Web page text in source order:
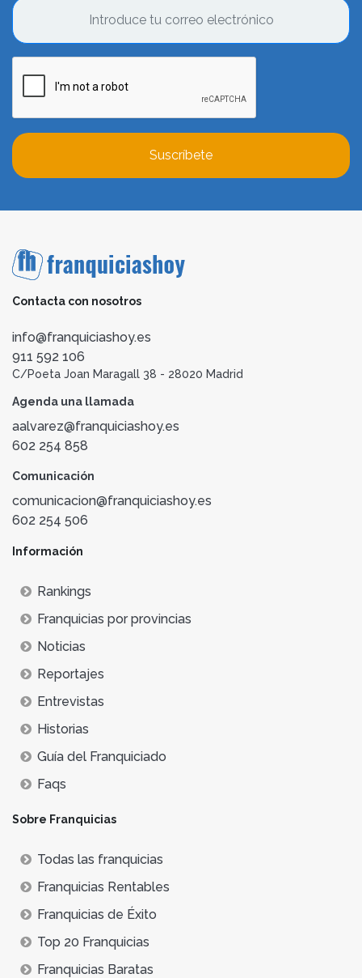
Suscríbete
Contacta con nosotros
info@franquiciashoy.es
911 592 106
C/Poeta Joan Maragall 38 - 28020 Madrid
Agenda una llamada
aalvarez@franquiciashoy.es
602 254 858
Comunicación
comunicacion@franquiciashoy.es
602 254 506
Información
Rankings
Franquicias por provincias
Noticias
Reportajes
Entrevistas
Historias
Guía del Franquiciado
Faqs
Sobre Franquicias
Todas las franquicias
Franquicias Rentables
Franquicias de Éxito
Top 20 Franquicias
Franquicias Baratas